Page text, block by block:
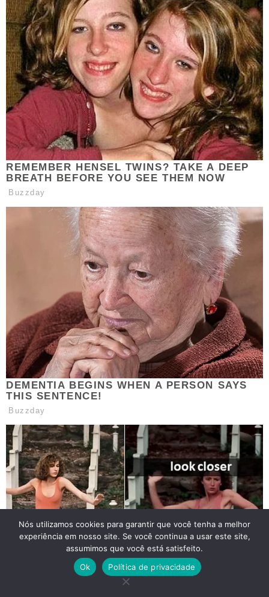
Nós utilizamos cookies para garantir que você tenha a melhor
experiência em nosso site. Se você continua a usar este site,
assumimos que você está satisfeito.
Ok
Política de privacidade